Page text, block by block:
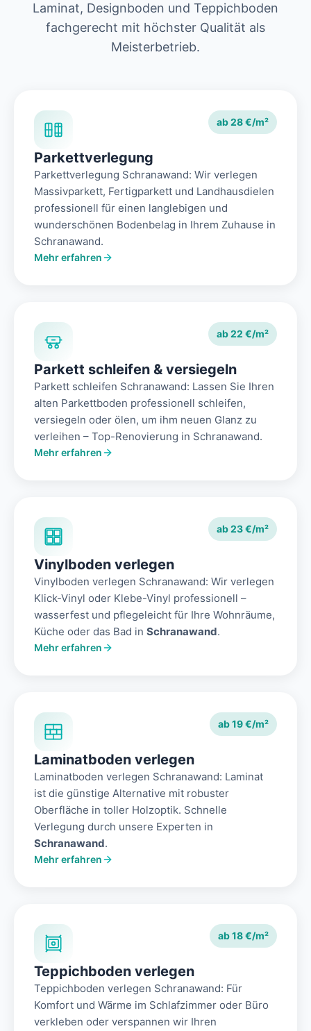
Laminat, Designboden und Teppichboden
fachgerecht mit höchster Qualität als
Meisterbetrieb.
ab 28 €/m²
Parkettverlegung
Parkettverlegung Schranawand: Wir verlegen
Massivparkett, Fertigparkett und Landhausdielen
professionell für einen langlebigen und
wunderschönen Bodenbelag in Ihrem Zuhause in
Schranawand.
Mehr erfahren
ab 22 €/m²
Parkett schleifen & versiegeln
Parkett schleifen Schranawand: Lassen Sie Ihren
alten Parkettboden professionell schleifen,
versiegeln oder ölen, um ihm neuen Glanz zu
verleihen – Top-Renovierung in Schranawand.
Mehr erfahren
ab 23 €/m²
Vinylboden verlegen
Vinylboden verlegen Schranawand: Wir verlegen
Klick-Vinyl oder Klebe-Vinyl professionell –
wasserfest und pflegeleicht für Ihre Wohnräume,
Küche oder das Bad in Schranawand.
Mehr erfahren
ab 19 €/m²
Laminatboden verlegen
Laminatboden verlegen Schranawand: Laminat
ist die günstige Alternative mit robuster
Oberfläche in toller Holzoptik. Schnelle
Verlegung durch unsere Experten in
Schranawand.
Mehr erfahren
ab 18 €/m²
Teppichboden verlegen
Teppichboden verlegen Schranawand: Für
Komfort und Wärme im Schlafzimmer oder Büro
verkleben oder verspannen wir Ihren